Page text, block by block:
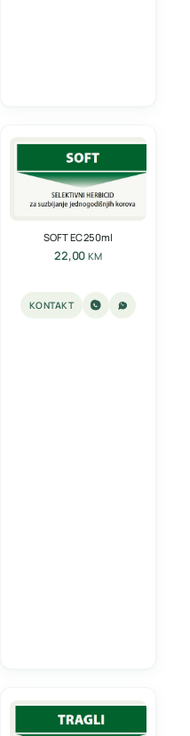
SOFT EC 250ml
22,00KM
KONTAKT